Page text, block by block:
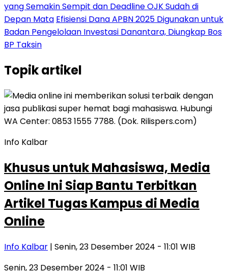
yang Semakin Sempit dan Deadline OJK Sudah di
Depan Mata Efisiensi Dana APBN 2025 Digunakan untuk
Badan Pengelolaan Investasi Danantara, Diungkap Bos
BP Taksin
Topikartikel
Info Kalbar
Khusus untuk Mahasiswa, Media
Online Ini Siap Bantu Terbitkan
Artikel Tugas Kampus di Media
Online
Info Kalbar | Senin, 23 Desember 2024 - 11:01 WIB
Senin, 23 Desember 2024 - 11:01 WIB